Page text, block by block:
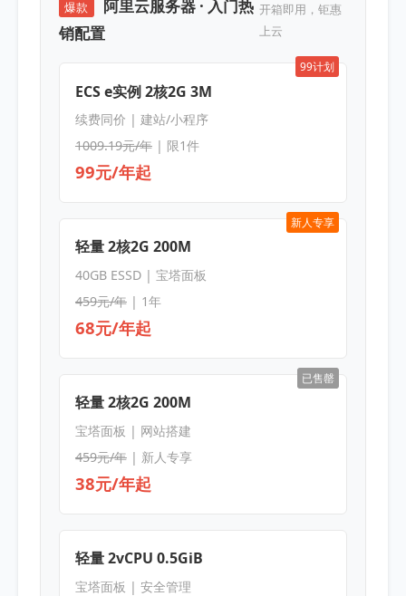
爆款
阿里云服务器 · 入门热
销配置
开箱即用，钜惠
上云
99计划
ECS e实例 2核2G 3M
续费同价 | 建站/小程序
1009.19元/年| 限1件
99元/年起
新人专享
轻量 2核2G 200M
40GB ESSD | 宝塔面板
459元/年| 1年
68元/年起
已售罄
轻量 2核2G 200M
宝塔面板 | 网站搭建
459元/年| 新人专享
38元/年起
轻量 2vCPU 0.5GiB
宝塔面板 | 安全管理